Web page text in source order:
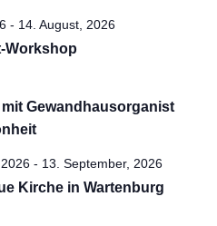
- 14. August, 2026
Workshop
Gewandhausorganist
- 13. September, 2026
Kirche in Wartenburg